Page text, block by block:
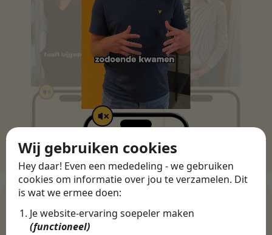
Wij gebruiken cookies
Hey daar! Even een mededeling - we gebruiken
cookies om informatie over jou te verzamelen. Dit
is wat we ermee doen:
Je website-ervaring soepeler maken
(functioneel)